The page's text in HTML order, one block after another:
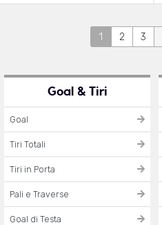
1 2 3
Goal & Tiri
Goal
Tiri Totali
Tiri in Porta
Pali e Traverse
Goal di Testa